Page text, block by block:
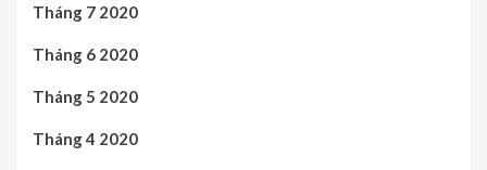
Tháng 7 2020
Tháng 6 2020
Tháng 5 2020
Tháng 4 2020